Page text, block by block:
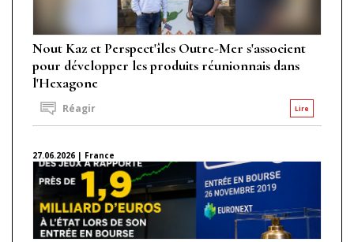
Nout Kaz et Perspect'îles Outre-Mer s'associent
pour développer les produits réunionnais dans
l'Hexagone
Lire
Réagir
27.06.2026 | France